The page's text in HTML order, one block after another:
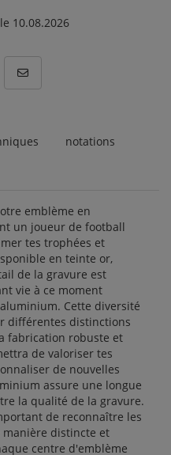
10.08.2026
notations
emblème en
un joueur de football
tes trophées et
en teinte or,
de la gravure est
vie à ce moment
Cette diversité
différentes distinctions
fabrication robuste et
de valoriser tes
de nouvelles
assure une longue
la qualité de la gravure.
de reconnaître les
distincte et
centre d'emblème